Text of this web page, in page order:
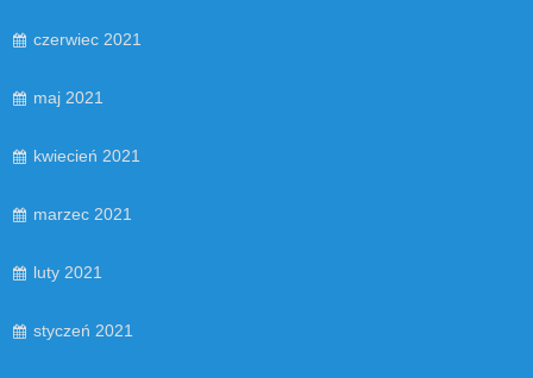
czerwiec 2021
maj 2021
kwiecień 2021
marzec 2021
luty 2021
styczeń 2021